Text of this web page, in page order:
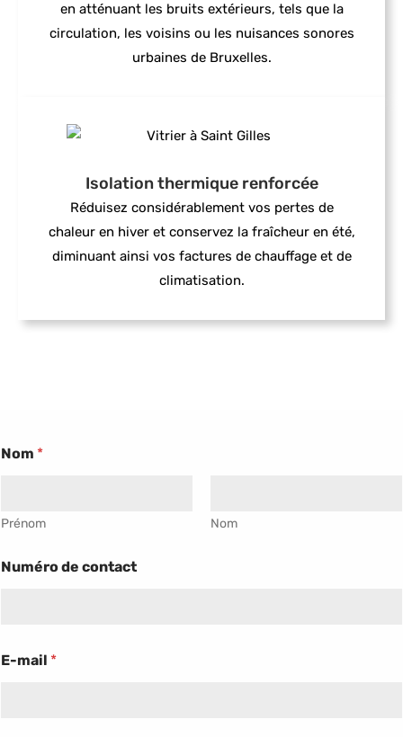
en atténuant les bruits extérieurs, tels que la
circulation, les voisins ou les nuisances sonores
urbaines de Bruxelles.
Isolation thermique renforcée
Réduisez considérablement vos pertes de
chaleur en hiver et conservez la fraîcheur en été,
diminuant ainsi vos factures de chauffage et de
climatisation.
Nom *
Prénom Nom
Numéro de contact
E-mail *